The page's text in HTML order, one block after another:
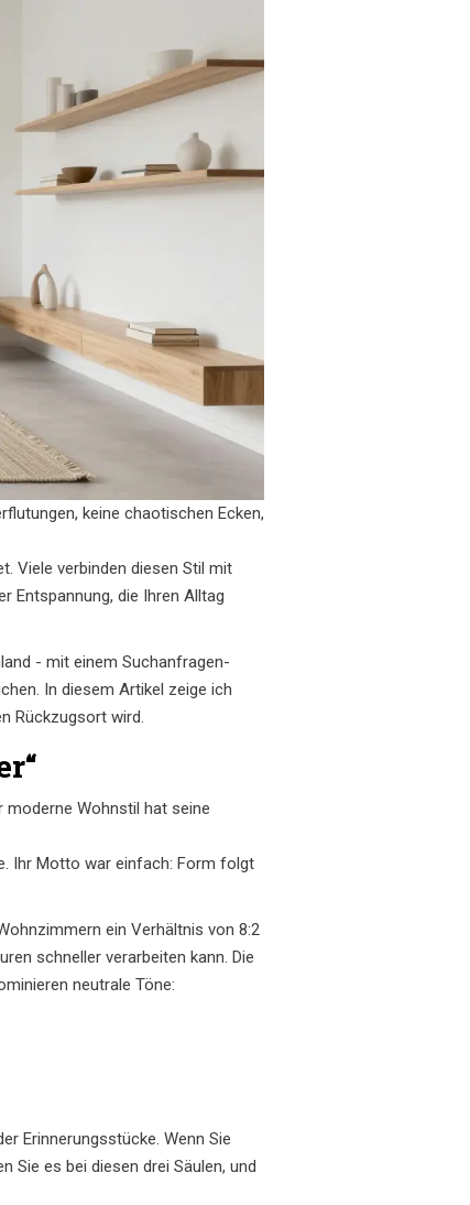
keine chaotischen Ecken,
. Viele verbinden diesen Stil mit
Entspannung, die Ihren Alltag
- mit einem Suchanfragen-
In diesem Artikel zeige ich
Rückzugsort wird.
moderne Wohnstil hat seine
. Ihr Motto war einfach: Form folgt
ein Verhältnis von 8:2
schneller verarbeiten kann. Die
neutrale Töne:
Erinnerungsstücke. Wenn Sie
Sie es bei diesen drei Säulen, und